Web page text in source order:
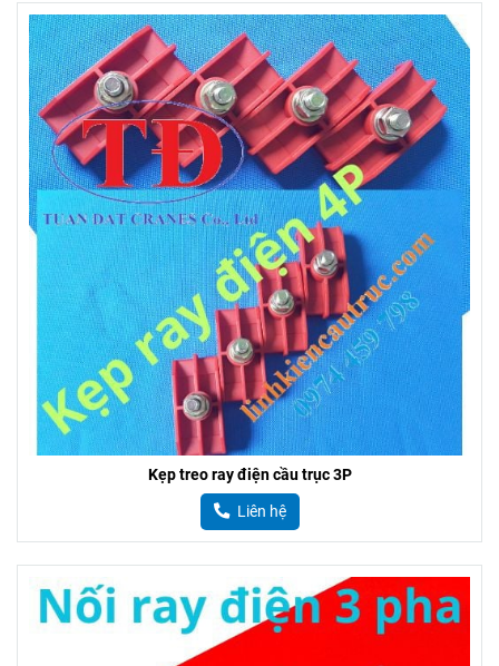
Kẹp treo ray điện cầu trục 3P
Liên hệ